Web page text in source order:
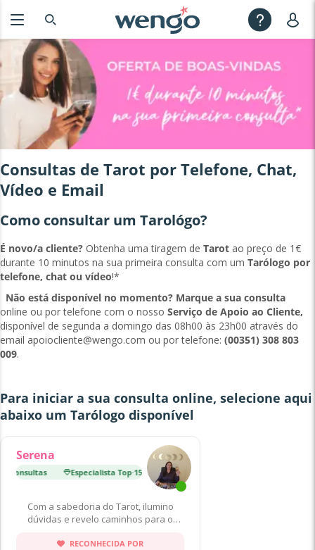
Consultas de Tarot por Telefone, Chat,
Vídeo e Email
Como consultar um Tarológo?
É novo/a cliente? Obtenha uma tiragem de Tarot ao preço de 1€
durante 10 minutos na sua primeira consulta com um Tarólogo por
telefone, chat ou vídeo!*
Não está disponível no momento? Marque a sua consulta
online ou por telefone com o nosso Serviço de Apoio ao Cliente,
disponível de segunda a domingo das 08h00 às 23h00 através do
email apoiocliente@wengo.com ou por telefone: (00351) 308 803
009.
Para iniciar a sua consulta online, selecione aqui
abaixo um Tarólogo disponível
Serena
Consultas Especialista Top·15 000 Consultas
Com a sabedoria do Tarot, ilumino
dúvidas e revelo caminhos para o
RECONHECIDA POR